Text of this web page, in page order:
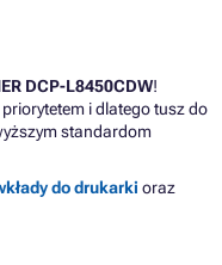
DCP-L8450CDW!
i dlatego tusz do
standardom
do drukarki oraz